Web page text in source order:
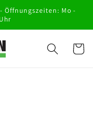
Öffnungszeiten: Mo -